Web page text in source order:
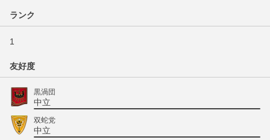
ランク
1
友好度
黒渦団
中立
双蛇党
中立